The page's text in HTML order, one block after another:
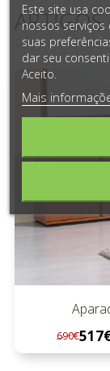
Regular
preço
690€
Preço
Este site usa
nossos
suas
dar seu
Aceito.
Mais